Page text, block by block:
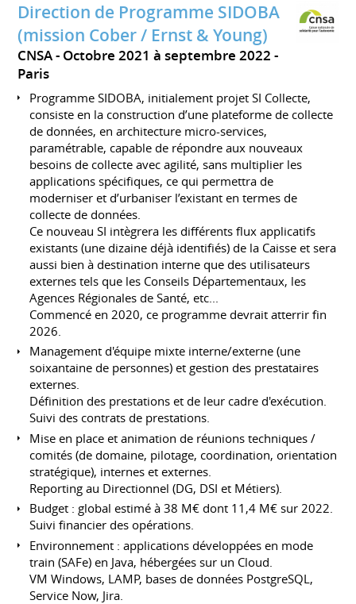
Direction de Programme SIDOBA
(mission Cober / Ernst & Young)
CNSA
Octobre 2021 à septembre 2022
Paris
Programme SIDOBA, initialement projet SI Collecte,
consiste en la construction d’une plateforme de collecte
de données, en architecture micro-services,
paramétrable, capable de répondre aux nouveaux
besoins de collecte avec agilité, sans multiplier les
applications spécifiques, ce qui permettra de
moderniser et d’urbaniser l’existant en termes de
collecte de données.
Ce nouveau SI intègrera les différents flux applicatifs
existants (une dizaine déjà identifiés) de la Caisse et sera
aussi bien à destination interne que des utilisateurs
externes tels que les Conseils Départementaux, les
Agences Régionales de Santé, etc...
Commencé en 2020, ce programme devrait atterrir fin
2026.
Management d'équipe mixte interne/externe (une
soixantaine de personnes) et gestion des prestataires
externes.
Définition des prestations et de leur cadre d'exécution.
Suivi des contrats de prestations.
Mise en place et animation de réunions techniques /
comités (de domaine, pilotage, coordination, orientation
stratégique), internes et externes.
Reporting au Directionnel (DG, DSI et Métiers).
Budget : global estimé à 38 M€ dont 11,4 M€ sur 2022.
Suivi financier des opérations.
Environnement : applications développées en mode
train (SAFe) en Java, hébergées sur un Cloud.
VM Windows, LAMP, bases de données PostgreSQL,
Service Now, Jira.